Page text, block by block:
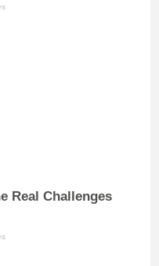
Real Challenges